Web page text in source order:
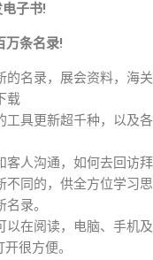
子书!
万条名录!
的名录，展会资料，海
载
工具更新超千种，以及
客人沟通，如何去回访
同的，供全方位学习思
录。
以在阅读，电脑、手机
很方便。